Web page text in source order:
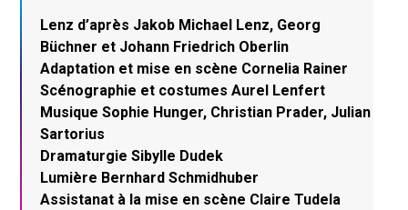
Lenz d’après Jakob Michael Lenz, Georg
Büchner et Johann Friedrich Oberlin
Adaptation et mise en scène Cornelia Rainer
Scénographie et costumes Aurel Lenfert
Musique Sophie Hunger, Christian Prader, Julian
Sartorius
Dramaturgie Sibylle Dudek
Lumière Bernhard Schmidhuber
Assistanat à la mise en scène Claire Tudela